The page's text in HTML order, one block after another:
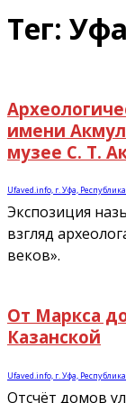
Тег: Уфа
имени
музее С. Т.
Ufaved.info, г. Уфа,
Экспозиция
взгляд
веков».
От Маркса
Казанской
Ufaved.info, г. Уфа,
Отсчёт домов